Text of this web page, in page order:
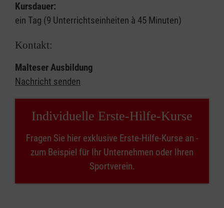
Kursdauer:
ein Tag (9 Unterrichtseinheiten à 45 Minuten)
Kontakt:
Malteser Ausbildung
Nachricht senden
Individuelle Erste-Hilfe-Kurse
Fragen Sie hier exklusive Erste-Hilfe-Kurse an -
zum Beispiel für Ihr Unternehmen oder Ihren
Sportverein.